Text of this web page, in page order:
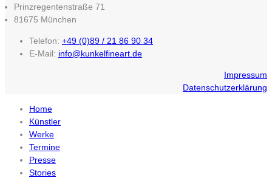
Prinzregentenstraße 71
81675 München
Telefon: +49 (0)89 / 21 86 90 34
E-Mail: info@kunkelfineart.de
Impressum
Datenschutzerklärung
Home
Künstler
Werke
Termine
Presse
Stories